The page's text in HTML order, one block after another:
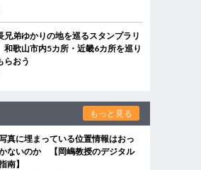
兄弟ゆかりの地を巡るスタンプラリ
歌山市内5カ所・近畿6カ所を巡り
らおう
もっと見る
真に埋まっている位置情報はおっ
ないのか 【岡嶋教授のデジタル
南】